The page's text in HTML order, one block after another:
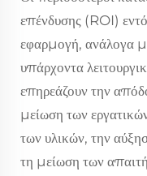
επένδυσης (ROI)
εφαρμογή, ανάλογα
υπάρχοντα
επηρεάζουν την
μείωση των
των υλικών, την
τη μείωση των